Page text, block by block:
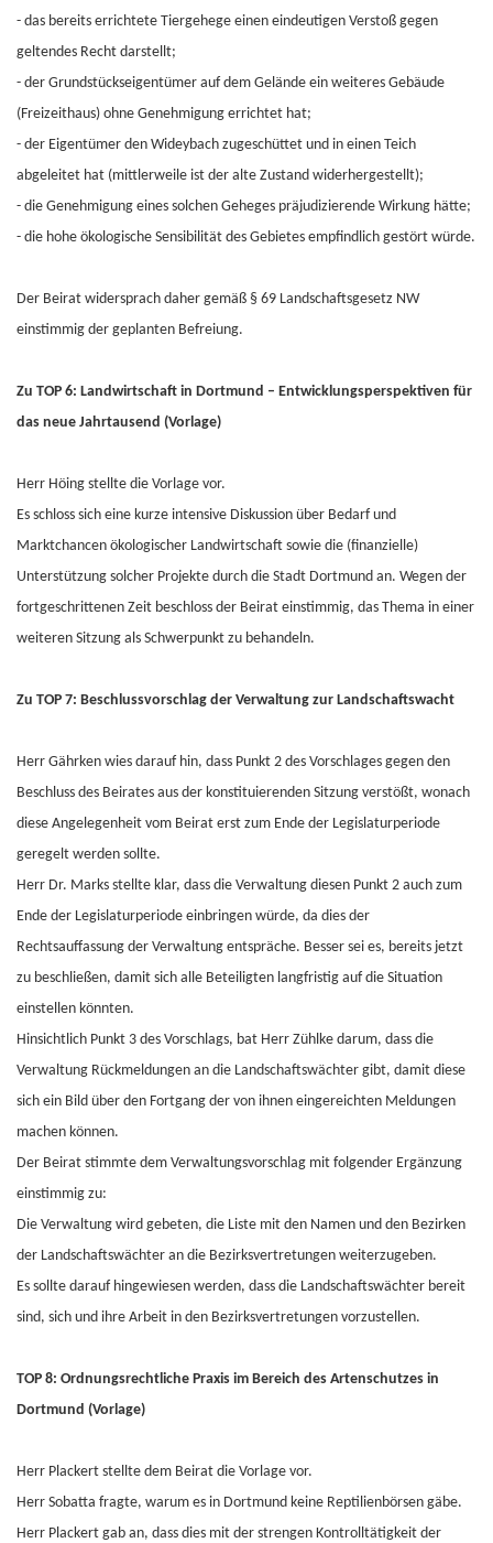
- das bereits errichtete Tiergehege einen eindeutigen Verstoß gegen
geltendes Recht darstellt;
- der Grundstückseigentümer auf dem Gelände ein weiteres Gebäude
(Freizeithaus) ohne Genehmigung errichtet hat;
- der Eigentümer den Wideybach zugeschüttet und in einen Teich
abgeleitet hat (mittlerweile ist der alte Zustand widerhergestellt);
- die Genehmigung eines solchen Geheges präjudizierende Wirkung hätte;
- die hohe ökologische Sensibilität des Gebietes empfindlich gestört würde.
Der Beirat widersprach daher gemäß § 69 Landschaftsgesetz NW
einstimmig der geplanten Befreiung.
Zu TOP 6: Landwirtschaft in Dortmund – Entwicklungsperspektiven für
das neue Jahrtausend (Vorlage)
Herr Höing stellte die Vorlage vor.
Es schloss sich eine kurze intensive Diskussion über Bedarf und
Marktchancen ökologischer Landwirtschaft sowie die (finanzielle)
Unterstützung solcher Projekte durch die Stadt Dortmund an. Wegen der
fortgeschrittenen Zeit beschloss der Beirat einstimmig, das Thema in einer
weiteren Sitzung als Schwerpunkt zu behandeln.
Zu TOP 7: Beschlussvorschlag der Verwaltung zur Landschaftswacht
Herr Gährken wies darauf hin, dass Punkt 2 des Vorschlages gegen den
Beschluss des Beirates aus der konstituierenden Sitzung verstößt, wonach
diese Angelegenheit vom Beirat erst zum Ende der Legislaturperiode
geregelt werden sollte.
Herr Dr. Marks stellte klar, dass die Verwaltung diesen Punkt 2 auch zum
Ende der Legislaturperiode einbringen würde, da dies der
Rechtsauffassung der Verwaltung entspräche. Besser sei es, bereits jetzt
zu beschließen, damit sich alle Beteiligten langfristig auf die Situation
einstellen könnten.
Hinsichtlich Punkt 3 des Vorschlags, bat Herr Zühlke darum, dass die
Verwaltung Rückmeldungen an die Landschaftswächter gibt, damit diese
sich ein Bild über den Fortgang der von ihnen eingereichten Meldungen
machen können.
Der Beirat stimmte dem Verwaltungsvorschlag mit folgender Ergänzung
einstimmig zu:
Die Verwaltung wird gebeten, die Liste mit den Namen und den Bezirken
der Landschaftswächter an die Bezirksvertretungen weiterzugeben.
Es sollte darauf hingewiesen werden, dass die Landschaftswächter bereit
sind, sich und ihre Arbeit in den Bezirksvertretungen vorzustellen.
TOP 8: Ordnungsrechtliche Praxis im Bereich des Artenschutzes in
Dortmund (Vorlage)
Herr Plackert stellte dem Beirat die Vorlage vor.
Herr Sobatta fragte, warum es in Dortmund keine Reptilienbörsen gäbe.
Herr Plackert gab an, dass dies mit der strengen Kontrolltätigkeit der